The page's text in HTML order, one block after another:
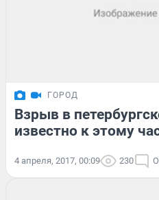
ГОРОД
Взрыв в
известно к этому
4 апреля, 2017, 00:09 230